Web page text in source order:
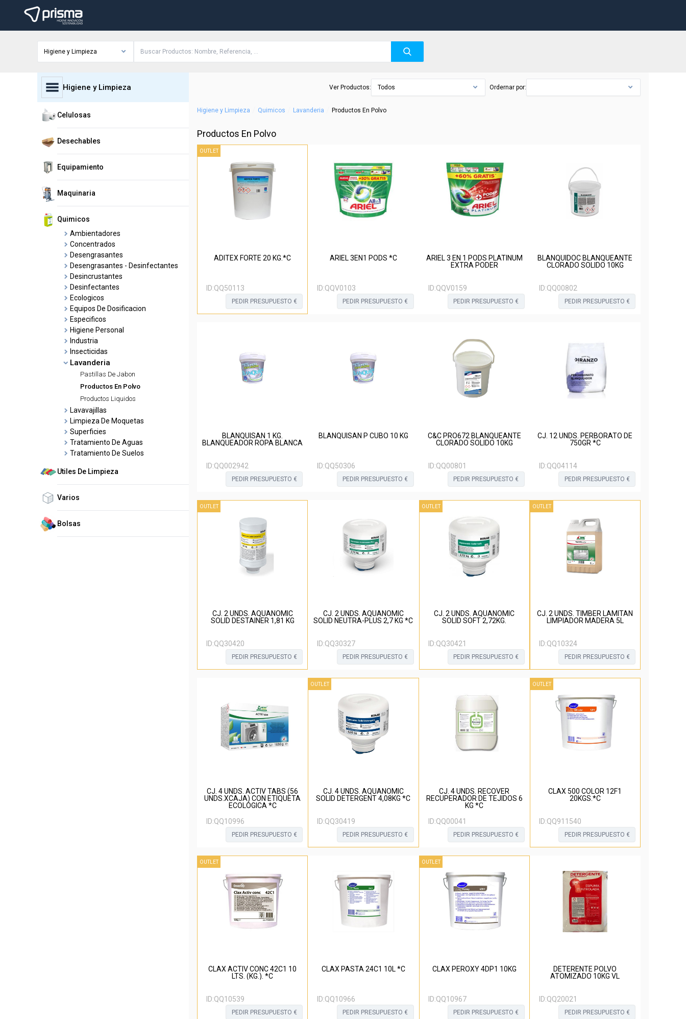
Higiene y Limpieza
Higiene y Limpieza
Celulosas
Desechables
Equipamiento
Maquinaria
Quimicos
Ambientadores
Concentrados
Desengrasantes
Desengrasantes - Desinfectantes
Desincrustantes
Desinfectantes
Ecologicos
Equipos De Dosificacion
Especificos
Higiene Personal
Industria
Insecticidas
Lavanderia
Pastillas De Jabon
Productos En Polvo
Productos Liquidos
Lavavajillas
Limpieza De Moquetas
Superficies
Tratamiento De Aguas
Tratamiento De Suelos
Utiles De Limpieza
Varios
Bolsas
Ver Productos: Todos Ordernar por:
Higiene y Limpieza Quimicos Lavanderia Productos En Polvo
Productos En Polvo
OUTLET
ADITEX FORTE 20 KG.*C
ID:QQ50113
PEDIR PRESUPUESTO €
ARIEL 3EN1 PODS *C
ID:QQV0103
PEDIR PRESUPUESTO €
ARIEL 3 EN 1 PODS PLATINUM
EXTRA PODER
ID:QQV0159
PEDIR PRESUPUESTO €
BLANQUIDOC BLANQUEANTE
CLORADO SOLIDO 10KG
ID:QQ00802
PEDIR PRESUPUESTO €
BLANQUISAN 1 KG.
BLANQUEADOR ROPA BLANCA
ID:QQ002942
PEDIR PRESUPUESTO €
BLANQUISAN P CUBO 10 KG
ID:QQ50306
PEDIR PRESUPUESTO €
C&C PRO672 BLANQUEANTE
CLORADO SOLIDO 10KG
ID:QQ00801
PEDIR PRESUPUESTO €
CJ. 12 UNDS. PERBORATO DE
750GR *C
ID:QQ04114
PEDIR PRESUPUESTO €
OUTLET
CJ. 2 UNDS. AQUANOMIC
SOLID DESTAINER 1,81 KG
ID:QQ30420
PEDIR PRESUPUESTO €
CJ. 2 UNDS. AQUANOMIC
SOLID NEUTRA-PLUS 2,7 KG *C
ID:QQ30327
PEDIR PRESUPUESTO €
OUTLET
CJ. 2 UNDS. AQUANOMIC
SOLID SOFT 2,72KG.
ID:QQ30421
PEDIR PRESUPUESTO €
OUTLET
CJ. 2 UNDS. TIMBER LAMITAN
LIMPIADOR MADERA 5L
ID:QQ10324
PEDIR PRESUPUESTO €
CJ. 4 UNDS. ACTIV TABS (56
UNDS.XCAJA) CON ETIQUETA
ECOLOGICA *C
ID:QQ10996
PEDIR PRESUPUESTO €
OUTLET
CJ. 4 UNDS. AQUANOMIC
SOLID DETERGENT 4,08KG *C
ID:QQ30419
PEDIR PRESUPUESTO €
CJ. 4 UNDS. RECOVER
RECUPERADOR DE TEJIDOS 6
KG *C
ID:QQ00041
PEDIR PRESUPUESTO €
OUTLET
CLAX 500 COLOR 12F1
20KGS.*C
ID:QQ911540
PEDIR PRESUPUESTO €
OUTLET
CLAX ACTIV CONC 42C1 10
LTS. (KG.). *C
ID:QQ10539
PEDIR PRESUPUESTO €
CLAX PASTA 24C1 10L *C
ID:QQ10966
PEDIR PRESUPUESTO €
OUTLET
CLAX PEROXY 4DP1 10KG
ID:QQ10967
PEDIR PRESUPUESTO €
DETERENTE POLVO
ATOMIZADO 10KG VL
ID:QQ20021
PEDIR PRESUPUESTO €